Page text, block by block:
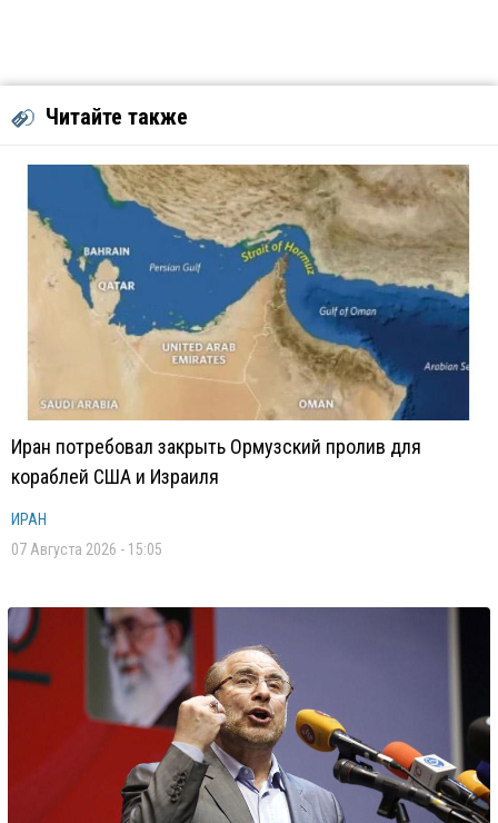
Читайте также
Иран потребовал закрыть Ормузский пролив для
кораблей США и Израиля
ИРАН
07 Августа 2026 - 15:05